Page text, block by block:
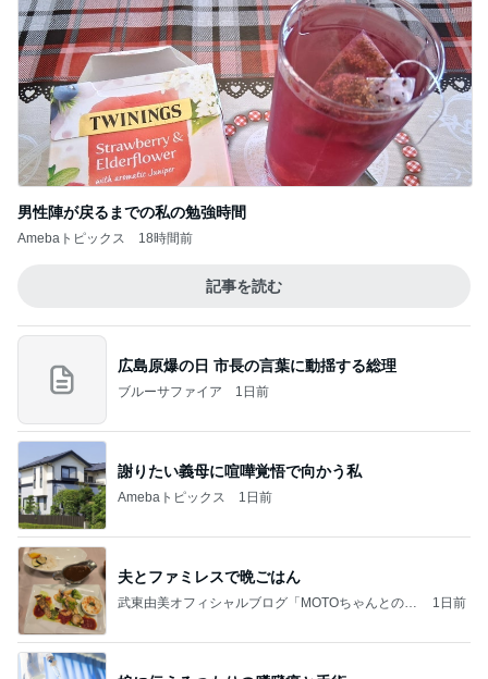
男性陣が戻るまでの私の勉強時間
Amebaトピックス 18時間前
記事を読む
ブルーサファイア 1日前
謝りたい義母に喧嘩覚悟で向かう私
Amebaトピックス 1日前
夫とファミレスで晩ごはん
武東由美オフィシャルブログ「MOTOちゃんとのは
娘に伝えるつもりの膵臓癌と手術
Amebaトピックス 1日前